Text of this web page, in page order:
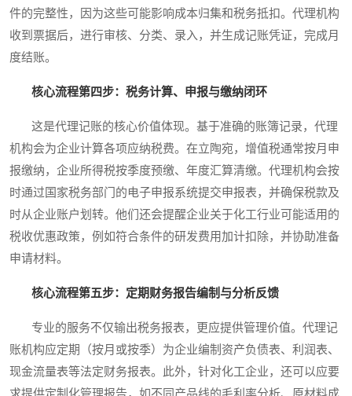
件的完整性，因为这些可能影响成本归集和税务抵扣。代理机构
收到票据后，进行审核、分类、录入，并生成记账凭证，完成月
度结账。
核心流程第四步：税务计算、申报与缴纳闭环
这是代理记账的核心价值体现。基于准确的账簿记录，代理
机构会为企业计算各项应纳税费。在立陶宛，增值税通常按月申
报缴纳，企业所得税按季度预缴、年度汇算清缴。代理机构会按
时通过国家税务部门的电子申报系统提交申报表，并确保税款及
时从企业账户划转。他们还会提醒企业关于化工行业可能适用的
税收优惠政策，例如符合条件的研发费用加计扣除，并协助准备
申请材料。
核心流程第五步：定期财务报告编制与分析反馈
专业的服务不仅输出税务报表，更应提供管理价值。代理记
账机构应定期（按月或按季）为企业编制资产负债表、利润表、
现金流量表等法定财务报表。此外，针对化工企业，还可以应要